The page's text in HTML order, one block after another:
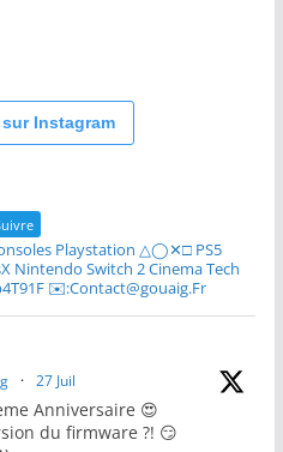
sur Instagram
Playstation △◯✕□ PS5
Nintendo Switch 2 Cinema Tech
✉️:Contact@gouaig.Fr
· 27 Juil
Anniversaire 😍
du firmware ?! 😏